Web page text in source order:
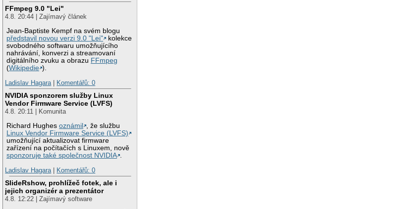
FFmpeg 9.0 "Lei"
4.8. 20:44 | Zajímavý článek
Jean-Baptiste Kempf na svém blogu
představil novou verzi 9.0 "Lei"
kolekce
svobodného softwaru umožňujícího
nahrávání, konverzi a streamovaní
digitálního zvuku a obrazu FFmpeg
(Wikipedie ).
Ladislav Hagara
Komentářů: 0
NVIDIA sponzorem služby Linux
Vendor Firmware Service (LVFS)
4.8. 20:11 | Komunita
Richard Hughesoznámil
, že službu
Linux Vendor Firmware Service (LVFS)
umožňující aktualizovat firmware
zařízení na počítačích s Linuxem, nově
sponzoruje také společnost NVIDIA .
Ladislav Hagara | Komentářů: 0
SlideRshow, prohlížeč fotek, ale i
jejich organizér a prezentátor
4.8. 12:22 | Zajímavý software